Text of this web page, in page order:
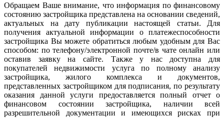
Обращаем Ваше внимание, что информация по финансовому
состоянию застройщика представлена на основании сведений,
актуальных на дату публикации настоящей статьи. Для
получения актуальной информации о платежеспособности
застройщика Вы можете обратиться любым удобным для Вас
способом: по телефону/электронной почте/в чате онлайн или
оставив заявку на сайте. Также у нас доступна для
покупателей недвижимости услуга по полному анализу
застройщика, жилого комплекса и документов,
представленных застройщиком для подписания, по результату
оказания данной услуги предоставляется полный отчет о
финансовом состоянии застройщика, наличии всей
разрешительной документации и имеющихся рисках при